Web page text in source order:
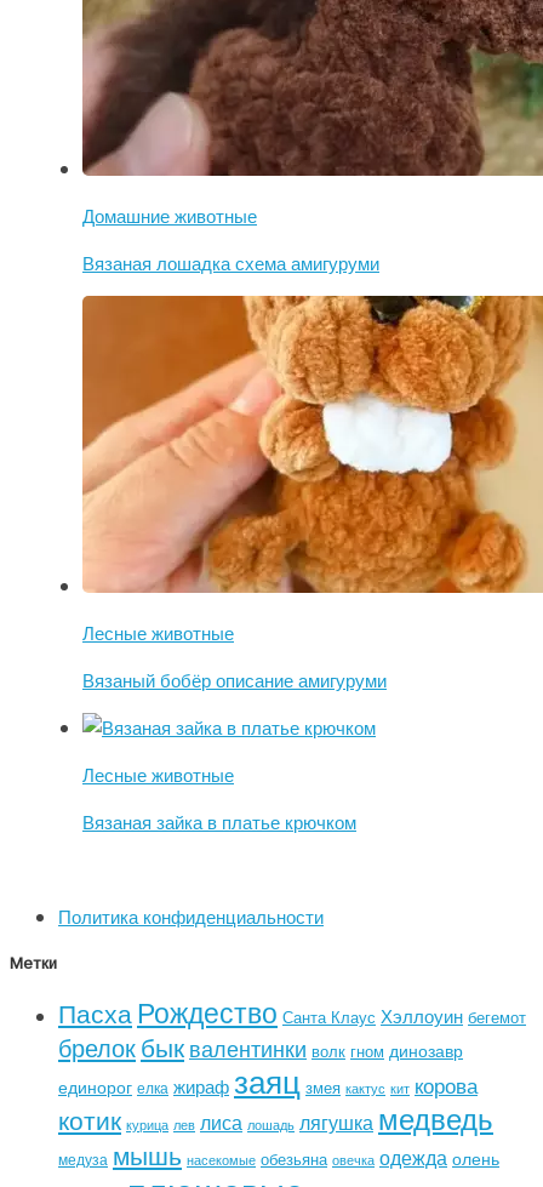
Домашние животные
Вязаная лошадка схема амигуруми
Лесные животные
Вязаный бобёр описание амигуруми
Лесные животные
Вязаная зайка в платье крючком
Политика конфиденциальности
Метки
ПасхаРождество Санта Клаус Хэллоуин бегемот
брелокбыквалентинки волк гном динозавр
единорог елка жирафзаяц змея кактус кит корова
котик курица лев лиса лошадь лягушка медведь
медуза мышь насекомые обезьяна овечка одежда олень